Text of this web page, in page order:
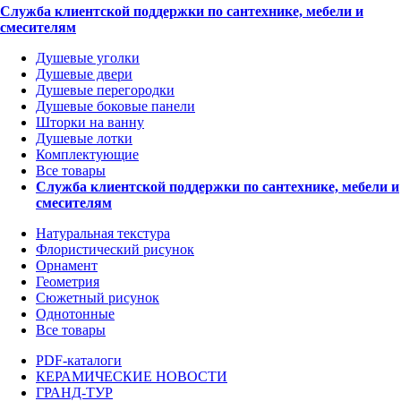
Служба клиентской поддержки по сантехнике, мебели и
смесителям
Душевые уголки
Душевые двери
Душевые перегородки
Душевые боковые панели
Шторки на ванну
Душевые лотки
Комплектующие
Все товары
Служба клиентской поддержки по сантехнике, мебели и
смесителям
Натуральная текстура
Флористический рисунок
Орнамент
Геометрия
Сюжетный рисунок
Однотонные
Все товары
PDF-каталоги
КЕРАМИЧЕСКИЕ НОВОСТИ
ГРАНД-ТУР